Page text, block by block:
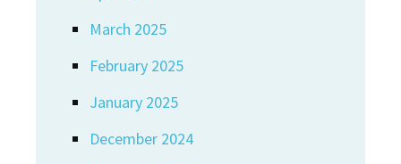
March 2025
February 2025
January 2025
December 2024